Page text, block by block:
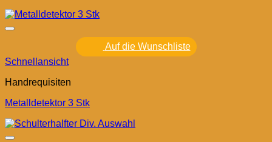
Auf die Wunschliste
Schnellansicht
Handrequisiten
Metalldetektor 3 Stk